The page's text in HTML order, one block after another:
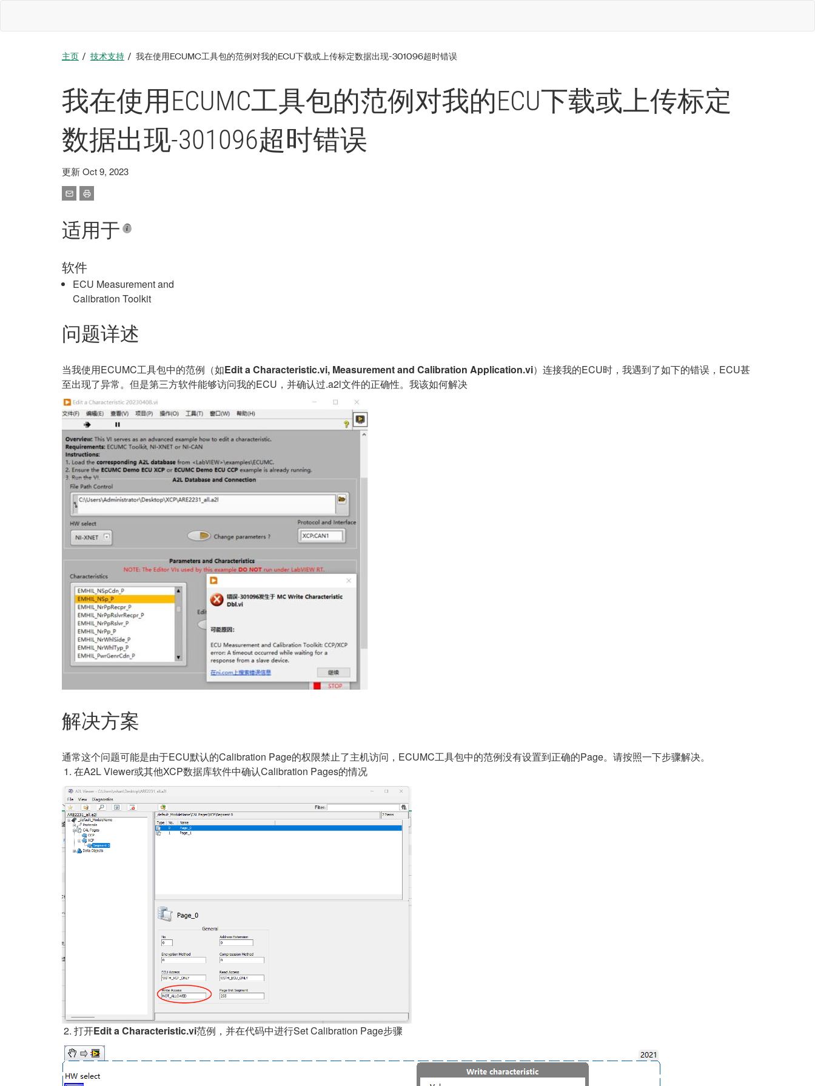
主页 技术支持 我在使用ECUMC工具包的范例对我的ECU下载或上传标定数据出现-301096超时错误
我在使用ECUMC工具包的范例对我的ECU下载或上传标定
数据出现-301096超时错误
更新 Oct 9, 2023
适用于
软件
ECU Measurement and
Calibration Toolkit
问题详述
当我使用ECUMC工具包中的范例（如Edit a Characteristic.vi, Measurement and Calibration Application.vi）连接我的ECU时，我遇到了如下的错误，ECU甚
至出现了异常。但是第三方软件能够访问我的ECU，并确认过.a2l文件的正确性。我该如何解决
解决方案
通常这个问题可能是由于ECU默认的Calibration Page的权限禁止了主机访问，ECUMC工具包中的范例没有设置到正确的Page。请按照一下步骤解决。
在A2L Viewer或其他XCP数据库软件中确认Calibration Pages的情况
打开Edit a Characteristic.vi范例，并在代码中进行Set Calibration Page步骤